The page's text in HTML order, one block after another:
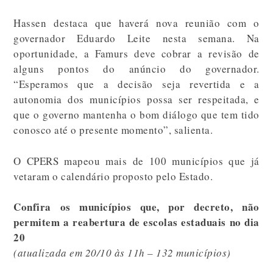
Hassen destaca que haverá nova reunião com o
governador Eduardo Leite nesta semana. Na
oportunidade, a Famurs deve cobrar a revisão de
alguns pontos do anúncio do governador.
“Esperamos que a decisão seja revertida e a
autonomia dos municípios possa ser respeitada, e
que o governo mantenha o bom diálogo que tem tido
conosco até o presente momento”, salienta.
O CPERS mapeou mais de 100 municípios que já
vetaram o calendário proposto pelo Estado.
Confira os municípios que, por decreto, não
permitem a reabertura de escolas estaduais no dia
20
(atualizada em 20/10 às 11h – 132 municípios)